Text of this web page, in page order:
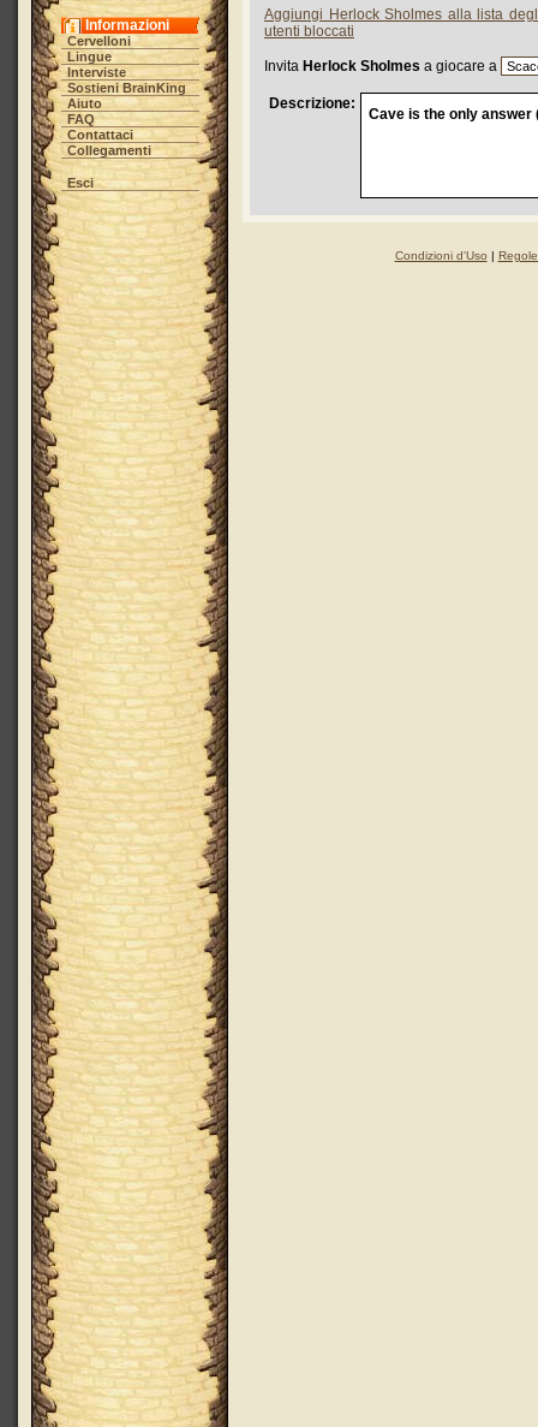
Informazioni
Cervelloni
Lingue
Interviste
Sostieni BrainKing
Aiuto
FAQ
Contattaci
Collegamenti
Esci
Aggiungi Herlock Sholmes alla lista
utenti bloccati
Invita Herlock Sholmes a giocare a
Descrizione:
Cave is the only answer
Condizioni d'Uso |